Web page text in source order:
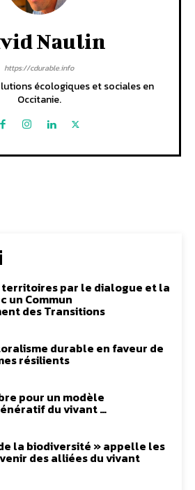
Naulin
https://cdurable.info
écologiques et sociales en
Occitanie.
par le dialogue et la
un Commun
des Transitions
durable en faveur de
résilients
pour un modèle
du vivant …
de la biodiversité » appelle les
des alliées du vivant